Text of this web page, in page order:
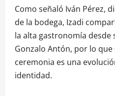
Como señaló Iván Pérez,
de la bodega, Izadi
la alta gastronomía
Gonzalo Antón, por lo
ceremonia es una
identidad.